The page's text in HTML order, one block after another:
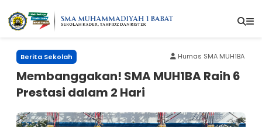
Berita Sekolah
Membanggakan! SMA MUH1BA Raih 6
Prestasi dalam 2 Hari
Humas SMA MUH1BA